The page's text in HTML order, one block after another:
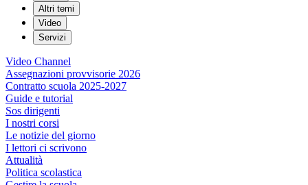
Altri temi
Video
Servizi
Video Channel
Assegnazioni provvisorie 2026
Contratto scuola 2025-2027
Guide e tutorial
Sos dirigenti
I nostri corsi
Le notizie del giorno
I lettori ci scrivono
Attualità
Politica scolastica